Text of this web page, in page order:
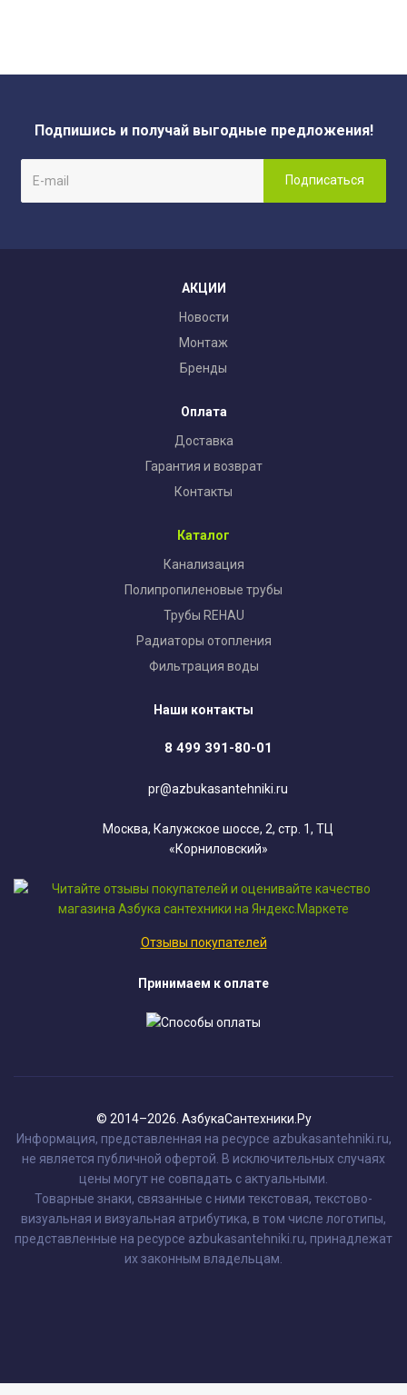
Подпишись и получай выгодные предложения!
АКЦИИ
Новости
Монтаж
Бренды
Оплата
Доставка
Гарантия и возврат
Контакты
Каталог
Канализация
Полипропиленовые трубы
Трубы REHAU
Радиаторы отопления
Фильтрация воды
Наши контакты
8 499 391-80-01
pr@azbukasantehniki.ru
Москва, Калужское шоссе, 2, стр. 1, ТЦ
«Корниловский»
Отзывы покупателей
Принимаем к оплате
© 2014–2026. АзбукаСантехники.Ру
Информация, представленная на ресурсе azbukasantehniki.ru,
не является публичной офертой. В исключительных случаях
цены могут не совпадать с актуальными.
Товарные знаки, связанные с ними текстовая, текстово-
визуальная и визуальная атрибутика, в том числе логотипы,
представленные на ресурсе azbukasantehniki.ru, принадлежат
их законным владельцам.